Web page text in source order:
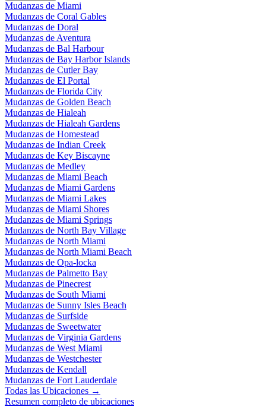
Mudanzas de Miami
Mudanzas de Coral Gables
Mudanzas de Doral
Mudanzas de Aventura
Mudanzas de Bal Harbour
Mudanzas de Bay Harbor Islands
Mudanzas de Cutler Bay
Mudanzas de El Portal
Mudanzas de Florida City
Mudanzas de Golden Beach
Mudanzas de Hialeah
Mudanzas de Hialeah Gardens
Mudanzas de Homestead
Mudanzas de Indian Creek
Mudanzas de Key Biscayne
Mudanzas de Medley
Mudanzas de Miami Beach
Mudanzas de Miami Gardens
Mudanzas de Miami Lakes
Mudanzas de Miami Shores
Mudanzas de Miami Springs
Mudanzas de North Bay Village
Mudanzas de North Miami
Mudanzas de North Miami Beach
Mudanzas de Opa-locka
Mudanzas de Palmetto Bay
Mudanzas de Pinecrest
Mudanzas de South Miami
Mudanzas de Sunny Isles Beach
Mudanzas de Surfside
Mudanzas de Sweetwater
Mudanzas de Virginia Gardens
Mudanzas de West Miami
Mudanzas de Westchester
Mudanzas de Kendall
Mudanzas de Fort Lauderdale
Todas las Ubicaciones →
Resumen completo de ubicaciones